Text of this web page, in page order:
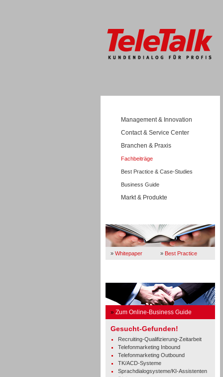
Management & Innovation
Contact & Service Center
Branchen & Praxis
Fachbeiträge
Best Practice & Case-Studies
Business Guide
Markt & Produkte
» Whitepaper » Best Practice
» Zum Online-Business Guide
Gesucht-Gefunden!
Recruiting-Qualifizierung-Zeitarbeit
Telefonmarketing Inbound
Telefonmarketing Outbound
TK/ACD-Systeme
Sprachdialogsysteme/KI-Assistenten